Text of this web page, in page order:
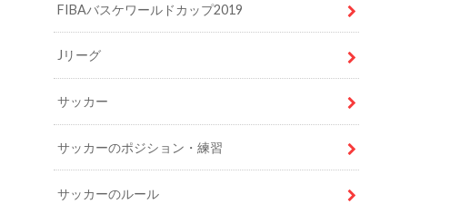
FIBAバスケワールドカップ2019
Jリーグ
サッカー
サッカーのポジション・練習
サッカーのルール